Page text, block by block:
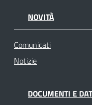
NOVITÀ
Comunicati
Notizie
DOCUMENTI E